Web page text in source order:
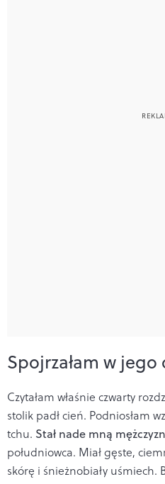
Spojrzałam w jego
Czytałam właśnie czwarty
stolik padł cień. Podniosłam
tchu. Stał nade mną
południowca. Miał gęste,
skórę i śnieżnobiały uśmiech.